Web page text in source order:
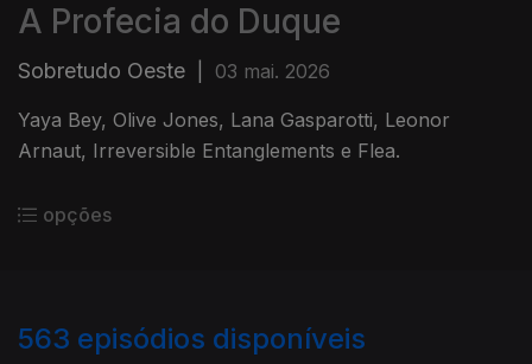
A Profecia do Duque
Sobretudo Oeste 03 mai. 2026
Yaya Bey, Olive Jones, Lana Gasparotti, Leonor
Arnaut, Irreversible Entanglements e Flea.
opções
563 episódios disponíveis